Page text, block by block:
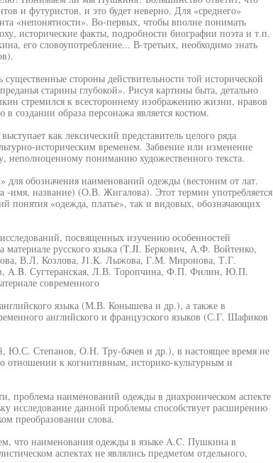
и футуристов, и это будет неверно. Для «среднего»
«непонятности». Во-первых, чтобы вполне понимать
исторические факты, подробности биографии поэта и т.п.
его словоупотребление... В-третьих, необходимо знать
стороны действительности той исторической
старины глубокой». Рисуя картины быта, детально
стремился к всестороннему изображению жизни, нравов
в создании образа персонажа является костюм.
как лексический представитель целого ряда
историческим временем. Забвение или изменение
неполноценному пониманию художественного текста.
для обозначения наименований одежды (вестоним от лат.
-имя, название) (О.В. Жигалова). Этот термин употребляется
понятия «одежда, платье», так и видовых, обозначающих
посвященных изучению особенностей
русского языка (T.JI. Беркович, А.Ф. Войтенко,
В.Л. Козлова, J1.K. Лыжова, Г.М. Миронова, Т.Г.
A.B. Сугтеранская, Л.В. Торопчина, Ф.П. Филин, Ю.П.
современного
языка (М.В. Конышева и др.), а также в
английского и французского языков (С.Г. Шафиков
Ю.С. Степанов, О.Н. Тру-бачев и др.), в настоящее время не
отношении к когнитивным, историко-культурным и
проблема наименований одежды в диахроническом аспекте
исследование данной проблемы способствует расширению
преобразовании слова.
что наименования одежды в языке A.C. Пушкина в
аспектах не являлись предметом отдельного,